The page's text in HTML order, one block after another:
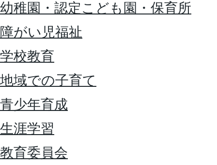
幼稚園・認定こども園・保育所
障がい児福祉
学校教育
地域での子育て
青少年育成
生涯学習
教育委員会